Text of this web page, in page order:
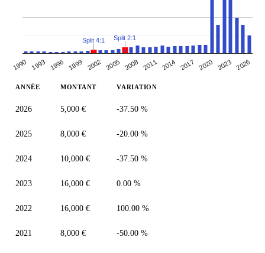
1990 1993 1996 1999 2002 2005 2008 2011 2014 2017 2020 2023 2026
Split 4:1 Split 2:1
ANNÉE MONTANT VARIATION
2026 5,000 € -37.50 %
2025 8,000 € -20.00 %
2024 10,000 € -37.50 %
2023 16,000 € 0.00 %
2022 16,000 € 100.00 %
2021 8,000 € -50.00 %